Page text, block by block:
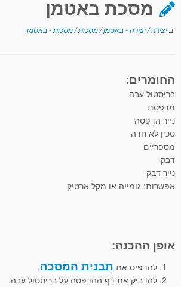
מסכת באטמן
ב יצירה/יצירה - באטמן/מסכות/מסכות - באטמן
החומרים:
בריסטול עבה
מדפסת
נייר הדפסה
סכין לא חדה
מספריים
דבק
נייר דבק
אפשרות: גומייה או מקל ארטיק
אופן ההכנה:
להדפיס את תבנית המסכה.
להדביק את דף ההדפסה על בריסטול עבה.